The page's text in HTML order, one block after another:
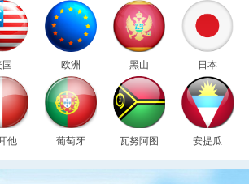
欧洲 黑山 日本
他 葡萄牙 瓦努阿图 安提瓜